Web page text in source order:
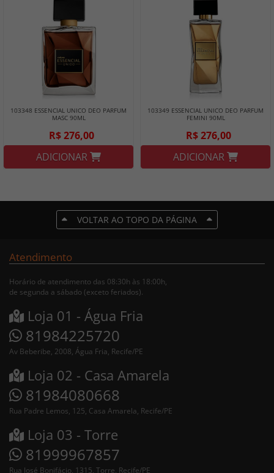
103348 ESSENCIAL UNICO DEO PARFUM
MASC 90ML
R$ 276,00
ADICIONAR
103349 ESSENCIAL UNICO DEO PARFUM
FEMINI 90ML
R$ 276,00
ADICIONAR
VOLTAR AO TOPO DA PÁGINA
Atendimento
Horário de atendimento das 08:30h às 18:00h,
de segunda a sábado (exceto feriados).
Loja 01 - Água Fria
81984225720
Av Beberibe, 2008, Água Fria, Recife/PE
Loja 02 - Casa Amarela
81984080668
Rua Padre Lemos, 125, Casa Amarela, Recife/PE
Loja 03 - Torre
81999967857
Rua José Bonifácio, 1315, Torre, Recife/PE